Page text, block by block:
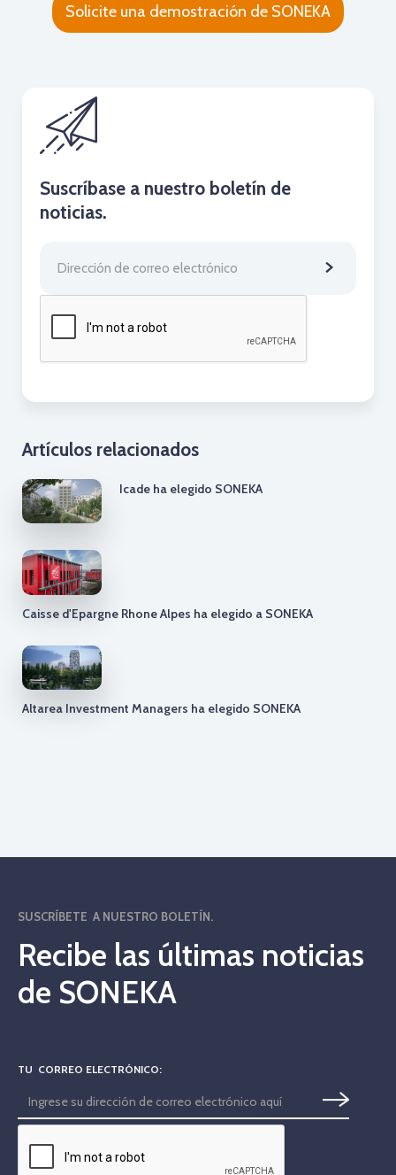
Solicite una demostración de SONEKA
Suscríbase a nuestro boletín de
noticias.
Artículos relacionados
Icade ha elegido SONEKA
Caisse d'Epargne Rhone Alpes ha elegido a SONEKA
Altarea Investment Managers ha elegido SONEKA
SUSCRÍBETE A NUESTRO BOLETÍN.
Recibe las últimas noticias
de SONEKA
TU CORREO ELECTRÓNICO: